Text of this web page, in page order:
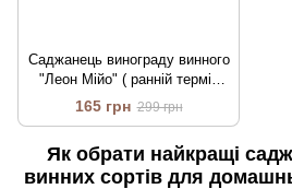
Саджанець винограду винного
"Леон Мійо" ( ранній термін
дозрівання )
165 грн 299 грн
Як обрати найкращі
винних сортів для